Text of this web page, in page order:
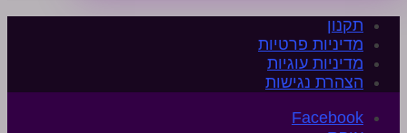
תקנון
מדיניות פרטיות
מדיניות עוגיות
הצהרת נגישות